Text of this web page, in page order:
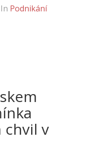
In Podnikání
chvil v